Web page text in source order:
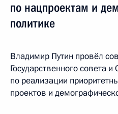
по нацпроектам и
политике
Владимир Путин провёл
Государственного совета
по реализации
проектов и